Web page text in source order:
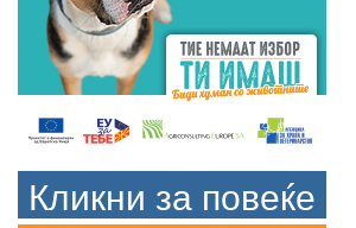
Кликни за повеќе